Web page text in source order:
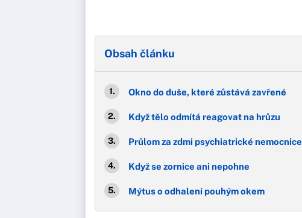
Obsah článku
Okno do duše, které zůstává zavřené
Když tělo odmítá reagovat na hrůzu
Průlom za zdmi psychiatrické nemocnice
Když se zornice ani nepohne
Mýtus o odhalení pouhým okem